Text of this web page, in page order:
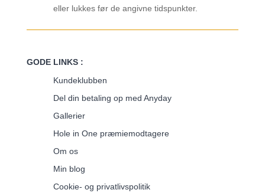
eller lukkes før de angivne tidspunkter.
GODE LINKS :
Kundeklubben
Del din betaling op med Anyday
Gallerier
Hole in One præmiemodtagere
Om os
Min blog
Cookie- og privatlivspolitik